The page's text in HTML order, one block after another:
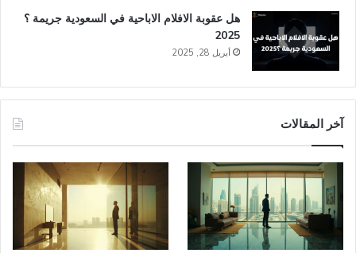
هل عقوبة الافلام الاباحية في السعودية​ جريمة ؟
2025
أبريل 28, 2025
آخر المقالات